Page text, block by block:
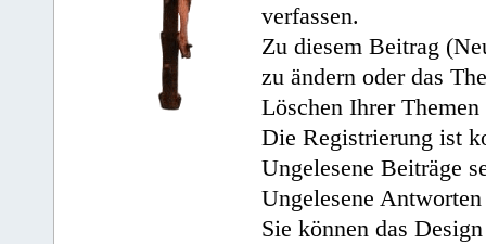
verfassen.
Zu diesem Beitrag
zu ändern oder das
Löschen Ihrer
Die Registrierung ist
Ungelesene Beiträge
Ungelesene
Sie können das